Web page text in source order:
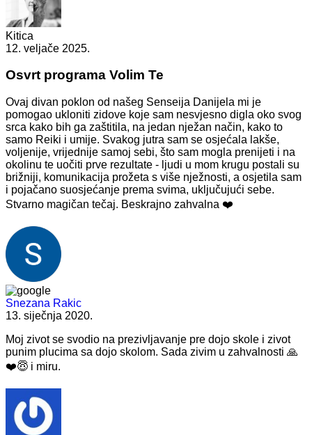
Kitica
12. veljače 2025.
Osvrt programa Volim Te
Ovaj divan poklon od našeg Senseija Danijela mi je
pomogao ukloniti zidove koje sam nesvjesno digla oko svog
srca kako bih ga zaštitila, na jedan nježan način, kako to
samo Reiki i umije. Svakog jutra sam se osjećala lakše,
voljenije, vrijednije samoj sebi, što sam mogla prenijeti i na
okolinu te uočiti prve rezultate - ljudi u mom krugu postali su
brižniji, komunikacija prožeta s više nježnosti, a osjetila sam
i pojačano suosjećanje prema svima, uključujući sebe.
Stvarno magičan tečaj. Beskrajno zahvalna ❤️
Snezana Rakic
13. siječnja 2020.
Moj zivot se svodio na prezivljavanje pre dojo skole i zivot
punim plucima sa dojo skolom. Sada zivim u zahvalnosti 🙏
❤️😇 i miru.